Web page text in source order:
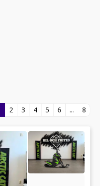
2 3 4 5 6 ... 8